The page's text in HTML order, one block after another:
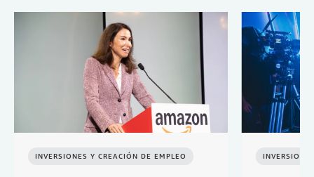
INVERSIONES Y CREACIÓN DE EMPLEO